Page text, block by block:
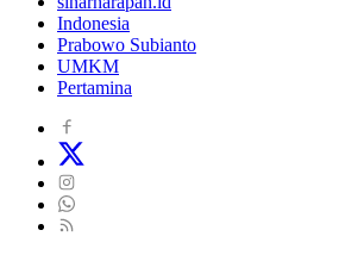
Indonesia
Prabowo Subianto
UMKM
Pertamina